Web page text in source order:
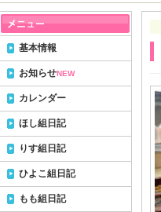
基本情報
お知らせNEW
カレンダー
ほし組日記
りす組日記
ひよこ組日記
もも組日記